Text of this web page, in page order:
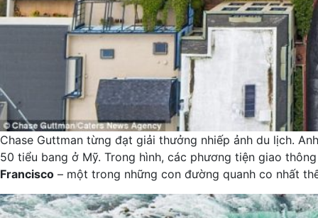
Chase Guttman từng đạt giải thưởng nhiếp ảnh du lịch.
50 tiểu bang ở Mỹ. Trong hình, các phương tiện giao
Francisco – một trong những con đường quanh co nhất